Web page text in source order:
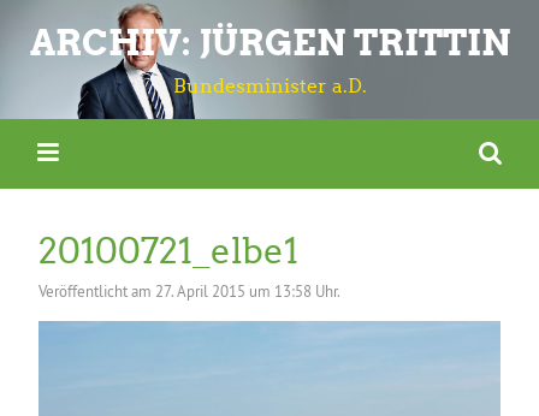
ARCHIV: JÜRGEN TRITTIN
Bundesminister a.D.
20100721_elbe1
Veröffentlicht am 27. April 2015 um 13:58 Uhr.